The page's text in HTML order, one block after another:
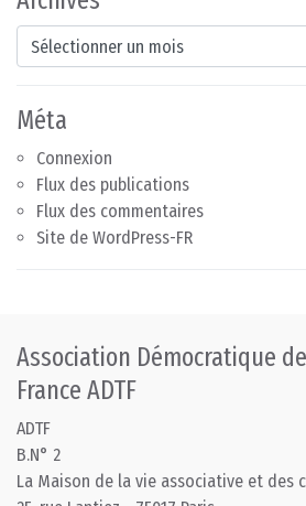
Archives
Méta
Connexion
Flux des publications
Flux des commentaires
Site de WordPress-FR
Association Démocratique
France ADTF
ADTF
B.N° 2
La Maison de la vie associative et des